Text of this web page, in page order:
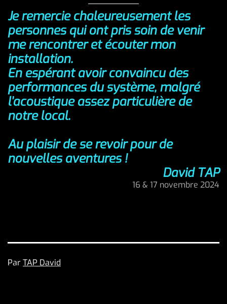
Je remercie chaleureusement les
personnes qui ont pris soin de venir
me rencontrer et écouter mon
installation.
En espérant avoir convaincu des
performances du système, malgré
l’acoustique assez particulière de
notre local.
Au plaisir de se revoir pour de
nouvelles aventures !
David TAP
16 & 17 novembre 2024
Publié
ParTAP David